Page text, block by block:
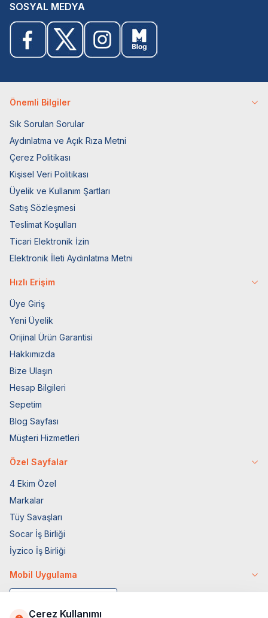
SOSYAL MEDYA
Önemli Bilgiler
Sık Sorulan Sorular
Aydınlatma ve Açık Rıza Metni
Çerez Politikası
Kişisel Veri Politikası
Üyelik ve Kullanım Şartları
Satış Sözleşmesi
Teslimat Koşulları
Ticari Elektronik İzin
Elektronik İleti Aydınlatma Metni
Hızlı Erişim
Üye Giriş
Yeni Üyelik
Orijinal Ürün Garantisi
Hakkımızda
Bize Ulaşın
Hesap Bilgileri
Sepetim
Blog Sayfası
Müşteri Hizmetleri
Özel Sayfalar
4 Ekim Özel
Markalar
Tüy Savaşları
Socar İş Birliği
İyzico İş Birliği
Mobil Uygulama
Çerez Kullanımı